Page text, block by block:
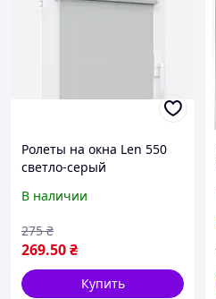
Ролеты на окна Len 550
светло-серый
ролеты 32,5х160 см
В наличии
269.50₴
275 ₴
Купить